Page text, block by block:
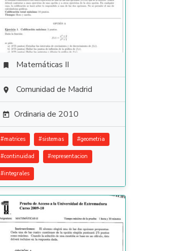
 Matemáticas II
 Comunidad de Madrid
 Ordinaria de 2010
#matrices #sistemas #geometria
#continuidad #representacion
#integrales